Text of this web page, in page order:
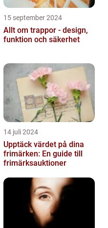
15 september 2024
Allt om trappor - design,
funktion och säkerhet
14 juli 2024
Upptäck värdet på dina
frimärken: En guide till
frimärksauktioner